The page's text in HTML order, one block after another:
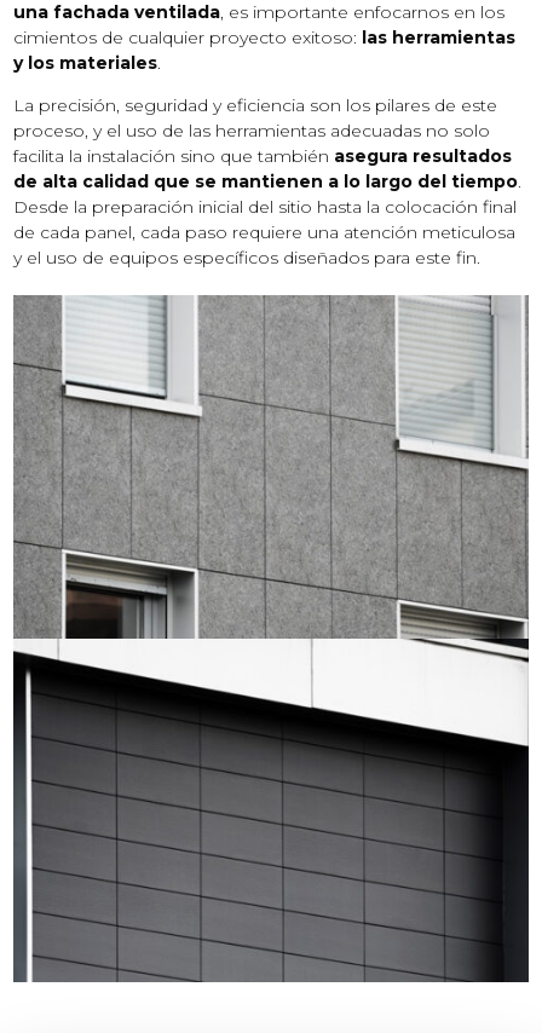
una fachada ventilada, es importante enfocarnos en los
cimientos de cualquier proyecto exitoso: las herramientas
y los materiales.
La precisión, seguridad y eficiencia son los pilares de este
proceso, y el uso de las herramientas adecuadas no solo
facilita la instalación sino que también asegura resultados
de alta calidad que se mantienen a lo largo del tiempo.
Desde la preparación inicial del sitio hasta la colocación final
de cada panel, cada paso requiere una atención meticulosa
y el uso de equipos específicos diseñados para este fin.